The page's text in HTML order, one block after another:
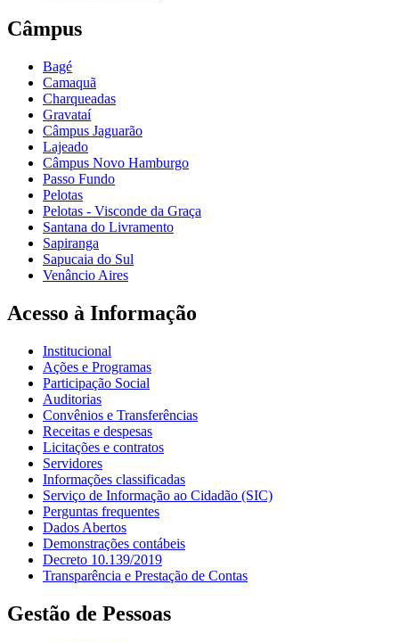
Câmpus
Bagé
Camaquã
Charqueadas
Gravataí
Câmpus Jaguarão
Lajeado
Câmpus Novo Hamburgo
Passo Fundo
Pelotas
Pelotas - Visconde da Graça
Santana do Livramento
Sapiranga
Sapucaia do Sul
Venâncio Aires
Acesso à Informação
Institucional
Ações e Programas
Participação Social
Auditorias
Convênios e Transferências
Receitas e despesas
Licitações e contratos
Servidores
Informações classificadas
Serviço de Informação ao Cidadão (SIC)
Perguntas frequentes
Dados Abertos
Demonstrações contábeis
Decreto 10.139/2019
Transparência e Prestação de Contas
Gestão de Pessoas